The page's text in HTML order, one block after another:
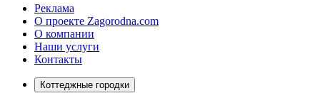
Реклама
О проекте Zagorodna.com
О компании
Наши услуги
Контакты
Коттеджные городки